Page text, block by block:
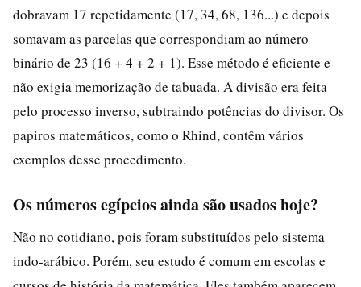
dobravam 17 repetidamente (17, 34, 68, 136...) e depois
somavam as parcelas que correspondiam ao número
binário de 23 (16 + 4 + 2 + 1). Esse método é eficiente e
não exigia memorização de tabuada. A divisão era feita
pelo processo inverso, subtraindo potências do divisor. Os
papiros matemáticos, como o Rhind, contêm vários
exemplos desse procedimento.
Os números egípcios ainda são usados hoje?
Não no cotidiano, pois foram substituídos pelo sistema
indo-arábico. Porém, seu estudo é comum em escolas e